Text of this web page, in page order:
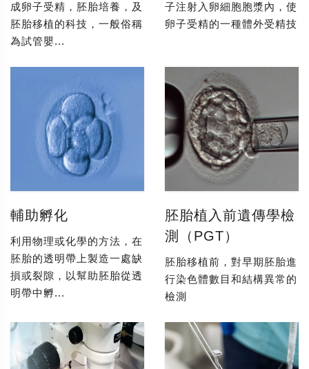
成卵子受精，胚胎培養，及
胚胎移植的科技，一般俗稱
為試管嬰...
子注射入卵細胞胞漿內，使
卵子受精的一種體外受精技
輔助孵化
利用物理或化學的方法，在
胚胎的透明帶上製造一處缺
損或裂隙，以幫助胚胎從透
明帶中孵...
胚胎植入前遺傳學檢
測（PGT）
胚胎移植前，對早期胚胎進
行染色體數目和結構異常的
檢測